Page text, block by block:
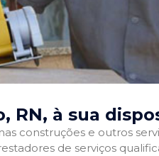
RN, à sua
construções e outros
de serviços